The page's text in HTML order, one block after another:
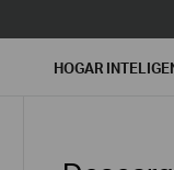
HOGAR